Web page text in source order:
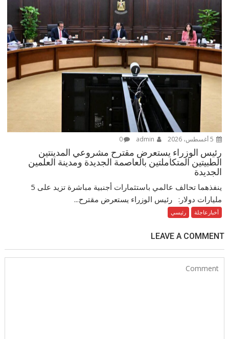
0
رئيس الوزراء يستعرض مقترح مشروعي المدينتين
الطبيتين المتكاملتين بالعاصمة الجديدة ومدينة العلمين
الجديدة
ينفذهما تحالف عالمي باستثمارات أجنبية مباشرة تزيد على 5
مليارات دولار: رئيس الوزراء يستعرض مقترح...
أخبارعاجلة رئيسي
LEAVE A COMMENT